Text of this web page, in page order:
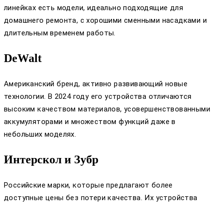
линейках есть модели, идеально подходящие для
домашнего ремонта, с хорошими сменными насадками и
длительным временем работы.
DeWalt
Американский бренд, активно развивающий новые
технологии. В 2024 году его устройства отличаются
высоким качеством материалов, усовершенствованными
аккумуляторами и множеством функций даже в
небольших моделях.
Интерскол и Зубр
Российские марки, которые предлагают более
доступные цены без потери качества. Их устройства